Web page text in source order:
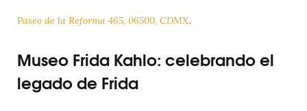
Paseo de la Reforma 465, 06500, CDMX.
Museo Frida Kahlo: celebrando el
legado de Frida